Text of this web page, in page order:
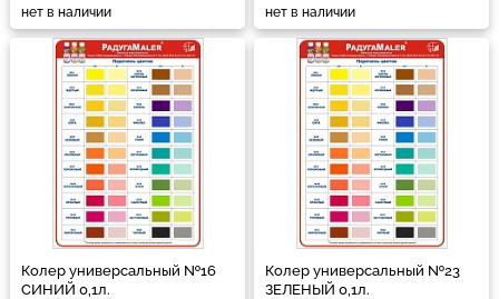
нет в наличии нет в наличии
Колер универсальный №16
СИНИЙ 0,1л.
Колер универсальный №23
ЗЕЛЕНЫЙ 0,1л.